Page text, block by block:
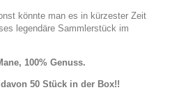
könnte man es in kürzester Zeit
legendäre Sammlerstück im
100% Genuss.
50 Stück in der Box!!